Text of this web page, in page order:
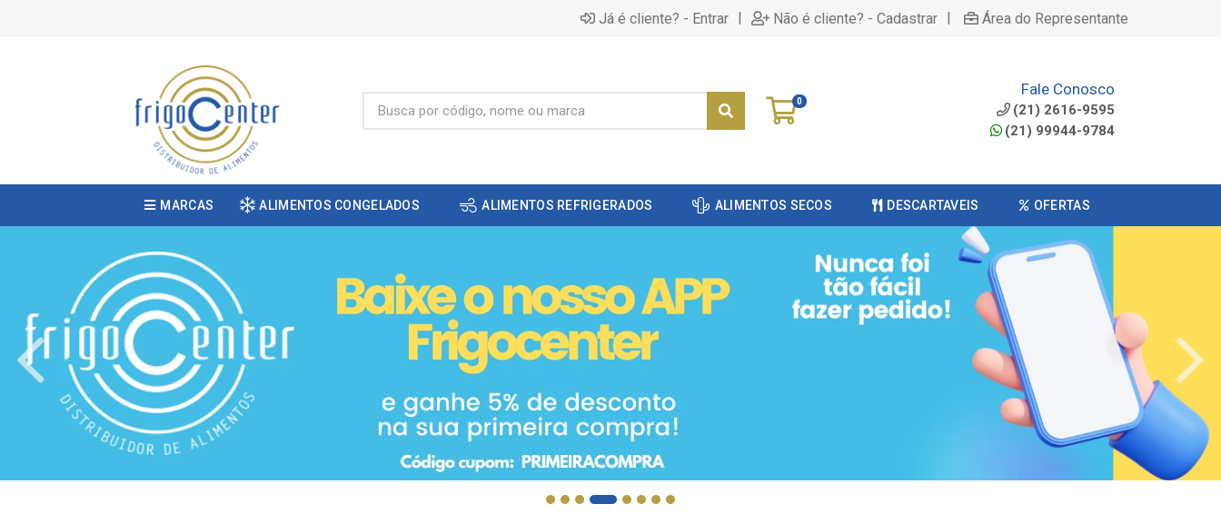
Já é cliente? - Entrar | Não é cliente? - Cadastrar | Área do Representante
0
Fale Conosco
(21) 2616-9595
(21) 99944-9784
MARCAS ALIMENTOS CONGELADOS ALIMENTOS REFRIGERADOS ALIMENTOS SECOS DESCARTAVEIS OFERTAS